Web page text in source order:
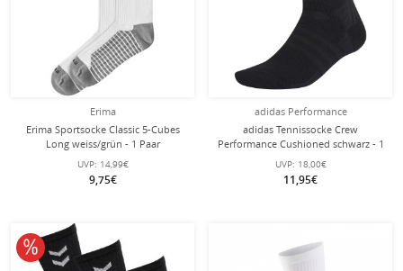
Erima
Erima Sportsocke Classic 5-Cubes
Long weiss/grün - 1 Paar
UVP: 14,99€
9,75€
adidas Performance
adidas Tennissocke Crew
Performance Cushioned schwarz - 1
Paar
UVP: 18,00€
11,95€
10% reduziert